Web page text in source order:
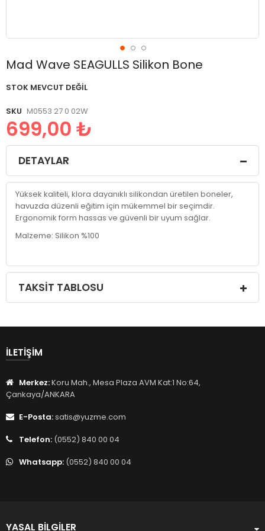
Mad Wave SEAGULLS Silikon Bone
STOK MEVCUT DEĞIL
SKU M0553 27 0 02W
699,00 ₺
Resim
başlangıcına
DETAYLAR
Yüksek kaliteli, klora dayanıklı silikondan üretilen boneler,
havuzda düzenli eğitim için mükemmel bir seçimdir.
Ergonomik form hassas ve güvenli bir uyum sağlar.
Malzeme: Silikon %100
TAKSIT TABLOSU
İLETIŞIM
Merkez:Koru Mah., Mesa Plaza AVM Kat:1 No:64,
Çankaya/ANKARA
E-Posta:satis@yuzme.com
Telefon: (0552) 840 00 04
Whatsapp: (0552) 840 00 04
YASAL BILGILER